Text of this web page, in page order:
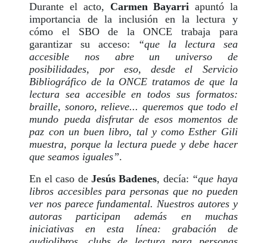
Durante el acto, Carmen Bayarri apuntó la
importancia de la inclusión en la lectura y
cómo el SBO de la ONCE trabaja para
garantizar su acceso: “que la lectura sea
accesible nos abre un universo de
posibilidades, por eso, desde el Servicio
Bibliográfico de la ONCE tratamos de que la
lectura sea accesible en todos sus formatos:
braille, sonoro, relieve... queremos que todo el
mundo pueda disfrutar de esos momentos de
paz con un buen libro, tal y como Esther Gili
muestra, porque la lectura puede y debe hacer
que seamos iguales”.
En el caso de Jesús Badenes, decía: “que haya
libros accesibles para personas que no pueden
ver nos parece fundamental. Nuestros autores y
autoras participan además en muchas
iniciativas en esta línea: grabación de